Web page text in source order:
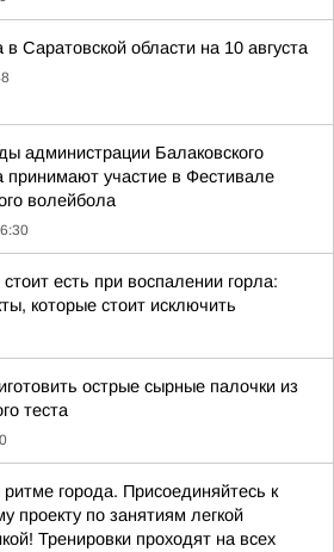
в Саратовской области на 10 августа
администрации Балаковского
принимают участие в Фестивале
волейбола
есть при воспалении горла:
которые стоит исключить
острые сырные палочки из
теста
ритме города. Присоединяйтесь к
проекту по занятиям легкой
Тренировки проходят на всех